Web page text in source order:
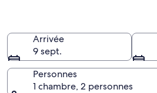
suivante :
Santa
Ursula
Arrivée
9 sept.
Personnes
1 chambre, 2 personnes